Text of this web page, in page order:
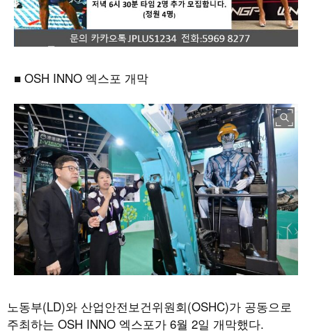
■ OSH INNO 엑스포 개막
노동부(LD)와 산업안전보건위원회(OSHC)가 공동으로
주최하는 OSH INNO 엑스포가 6월 2일 개막했다.